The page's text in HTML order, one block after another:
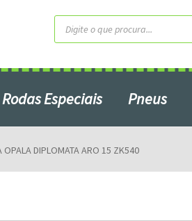
Pesquisar
produtos
Rodas Especiais Pneus
OPALA DIPLOMATA ARO 15 ZK540